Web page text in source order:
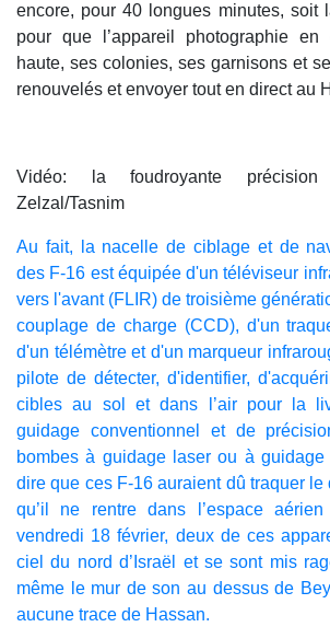
encore, pour 40 longues minutes, soit
pour que l’appareil photographie
haute, ses colonies, ses garnisons et
renouvelés et envoyer tout en direct au
Vidéo: la foudroyante
Zelzal/Tasnim
Au fait, la nacelle de ciblage et de
des F-16 est équipée d'un téléviseur
vers l'avant (FLIR) de troisième
couplage de charge (CCD), d'un
d'un télémètre et d'un marqueur
pilote de détecter, d'identifier,
cibles au sol et dans l’air pour la
guidage conventionnel et de
bombes à guidage laser ou à
dire que ces F-16 auraient dû traquer le
qu’il ne rentre dans l’espace
vendredi 18 février, deux de ces
ciel du nord d’Israël et se sont mis
même le mur de son au dessus de
aucune trace de Hassan.